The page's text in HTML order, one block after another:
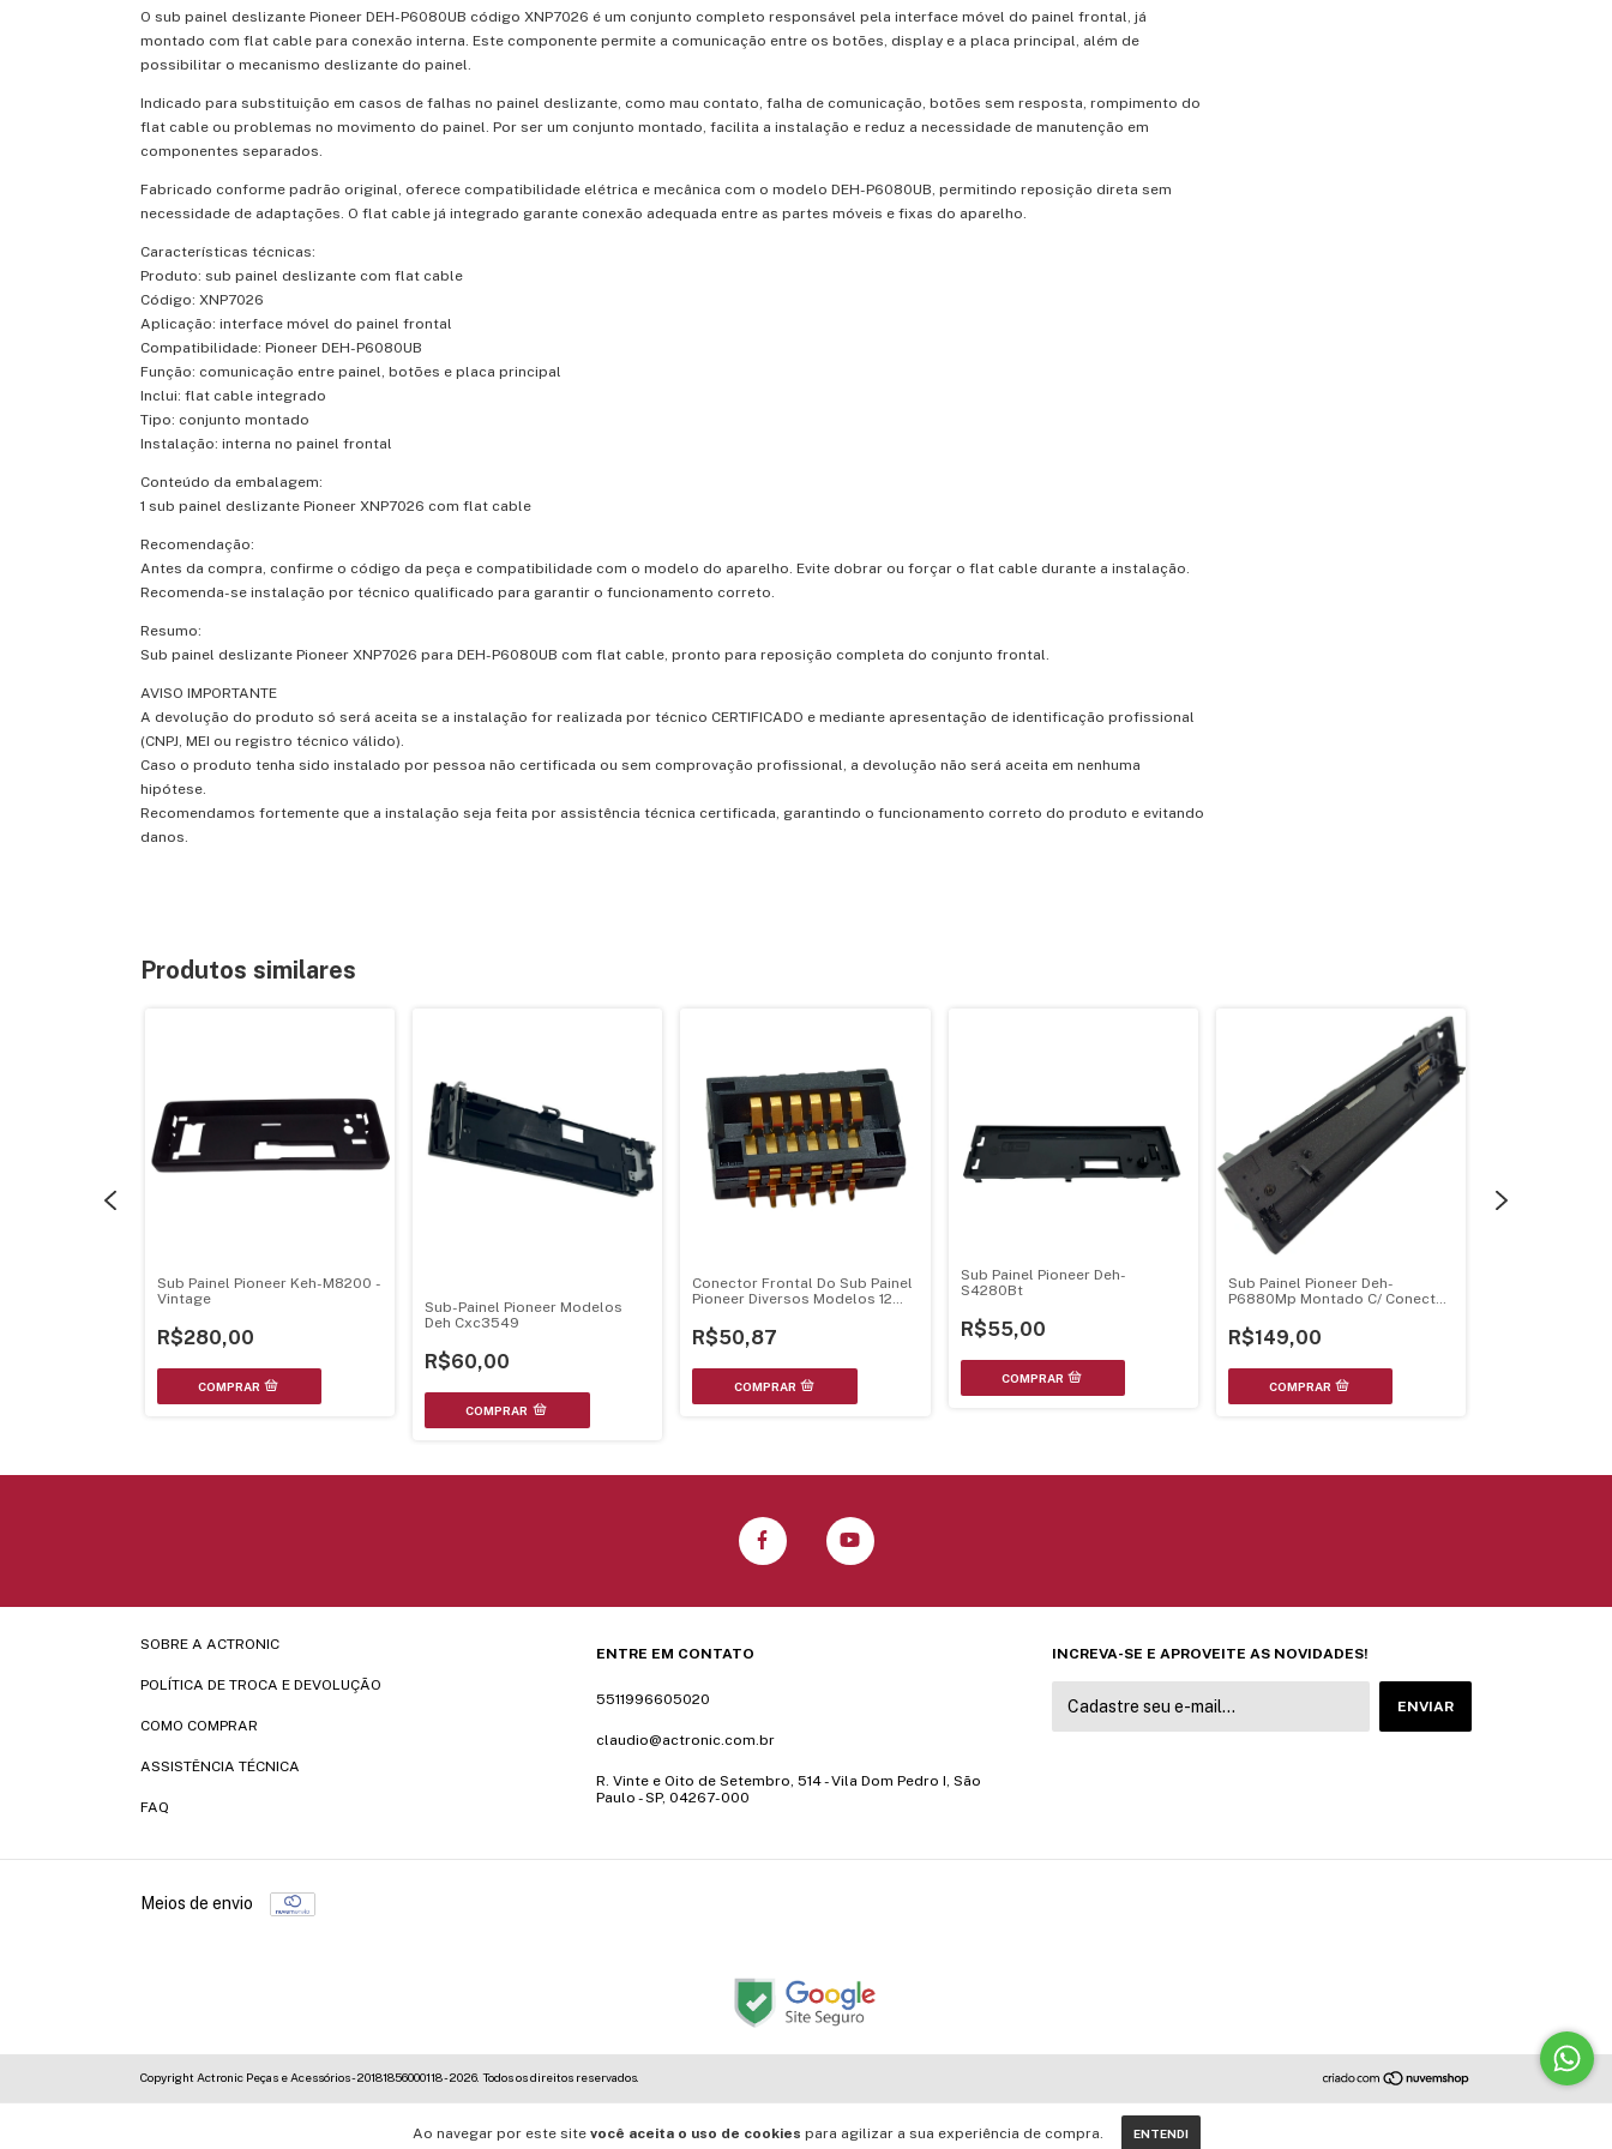
Ao navegar por este site você aceita o uso de cookies para agilizar a sua experiência de compra. ENTENDI
O sub painel deslizante Pioneer DEH-P6080UB código XNP7026 é um conjunto completo responsável pela interface móvel do painel frontal, já
montado com flat cable para conexão interna. Este componente permite a comunicação entre os botões, display e a placa principal, além de
possibilitar o mecanismo deslizante do painel.
Indicado para substituição em casos de falhas no painel deslizante, como mau contato, falha de comunicação, botões sem resposta, rompimento do
flat cable ou problemas no movimento do painel. Por ser um conjunto montado, facilita a instalação e reduz a necessidade de manutenção em
componentes separados.
Fabricado conforme padrão original, oferece compatibilidade elétrica e mecânica com o modelo DEH-P6080UB, permitindo reposição direta sem
necessidade de adaptações. O flat cable já integrado garante conexão adequada entre as partes móveis e fixas do aparelho.
Características técnicas:
Produto: sub painel deslizante com flat cable
Código: XNP7026
Aplicação: interface móvel do painel frontal
Compatibilidade: Pioneer DEH-P6080UB
Função: comunicação entre painel, botões e placa principal
Inclui: flat cable integrado
Tipo: conjunto montado
Instalação: interna no painel frontal
Conteúdo da embalagem:
1 sub painel deslizante Pioneer XNP7026 com flat cable
Recomendação:
Antes da compra, confirme o código da peça e compatibilidade com o modelo do aparelho. Evite dobrar ou forçar o flat cable durante a instalação.
Recomenda-se instalação por técnico qualificado para garantir o funcionamento correto.
Resumo:
Sub painel deslizante Pioneer XNP7026 para DEH-P6080UB com flat cable, pronto para reposição completa do conjunto frontal.
AVISO IMPORTANTE
A devolução do produto só será aceita se a instalação for realizada por técnico CERTIFICADO e mediante apresentação de identificação profissional
(CNPJ, MEI ou registro técnico válido).
Caso o produto tenha sido instalado por pessoa não certificada ou sem comprovação profissional, a devolução não será aceita em nenhuma
hipótese.
Recomendamos fortemente que a instalação seja feita por assistência técnica certificada, garantindo o funcionamento correto do produto e evitando
danos.
Produtos similares
Sub Painel Pioneer Keh-M8200 -
Vintage
R$280,00
Sub-Painel Pioneer Modelos
Deh Cxc3549
R$60,00
Conector Frontal Do Sub Painel
Pioneer Diversos Modelos 12
R$50,87
Sub Painel Pioneer Deh-
S4280Bt
R$55,00
Sub Painel Pioneer Deh-
P6880Mp Montado C/ Conector
R$149,00
SOBRE A ACTRONIC
POLÍTICA DE TROCA E DEVOLUÇÃO
COMO COMPRAR
ASSISTÊNCIA TÉCNICA
FAQ
ENTRE EM CONTATO
5511996605020
claudio@actronic.com.br
R. Vinte e Oito de Setembro, 514 - Vila Dom Pedro I, São
Paulo - SP, 04267-000
INCREVA-SE E APROVEITE AS NOVIDADES!
Meios de envio
Copyright Actronic Peças e Acessórios - 20181856000118 - 2026. Todos os direitos reservados.